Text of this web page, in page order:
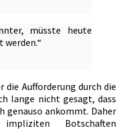
müsste heute
Aufforderung durch die
lange nicht gesagt, dass
genauso ankommt. Daher
Botschaften